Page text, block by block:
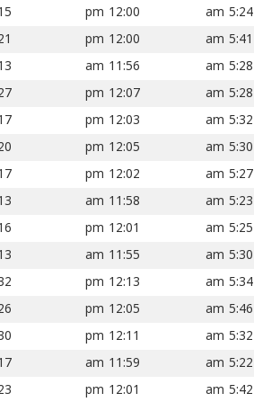
5:24 am
12:00 pm
5:41 am
12:00 pm
5:28 am
11:56 am
5:28 am
12:07 pm
5:32 am
12:03 pm
5:30 am
12:05 pm
5:27 am
12:02 pm
5:23 am
11:58 am
5:25 am
12:01 pm
5:30 am
11:55 am
5:34 am
12:13 pm
5:46 am
12:05 pm
5:32 am
12:11 pm
5:22 am
11:59 am
5:42 am
12:01 pm